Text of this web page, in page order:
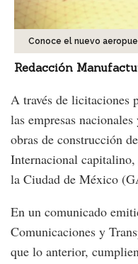
Conoce el nuevo
Redacción
A través de licitaciones
las empresas
obras de construcción
Internacional
la Ciudad de México
En un comunicado
Comunicaciones y
que lo anterior,